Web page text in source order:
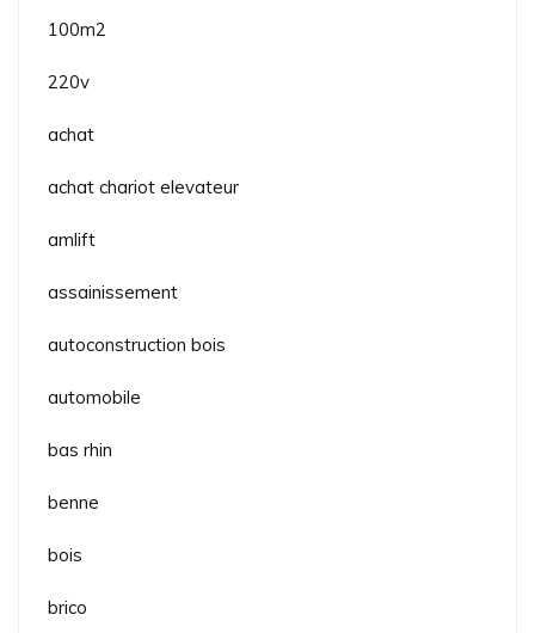
100m2
220v
achat
achat chariot elevateur
amlift
assainissement
autoconstruction bois
automobile
bas rhin
benne
bois
brico